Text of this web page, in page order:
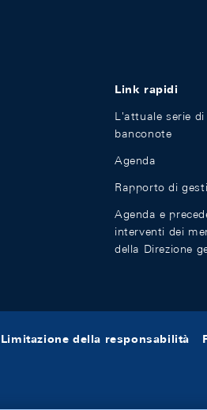
Link rapidi
L'attuale serie di
banconote
Agenda
Rapporto di
Agenda e
interventi dei
della Direzione
Limitazione della responsabilità